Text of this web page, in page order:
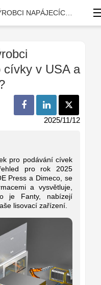
cívky v USA a
2025/11/12
pro podávání cívek
pro rok 2025
Press a Dimeco, se
a vysvětluje,
je Fanty, nabízejí
lisovací zařízení.